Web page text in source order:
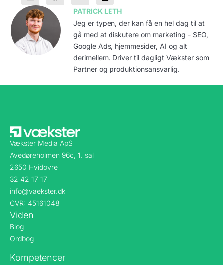
PATRICK LETH
Jeg er typen, der kan få en hel dag til at
gå med at diskutere om marketing - SEO,
Google Ads, hjemmesider, AI og alt
derimellem. Driver til dagligt Vækster som
Partner og produktionsansvarlig.
Vækster Media ApS
Avedøreholmen 96c, 1. sal
2650 Hvidovre
32 42 17 17
info@vaekster.dk
CVR: 45161048
Viden
Blog
Ordbog
Kompetencer